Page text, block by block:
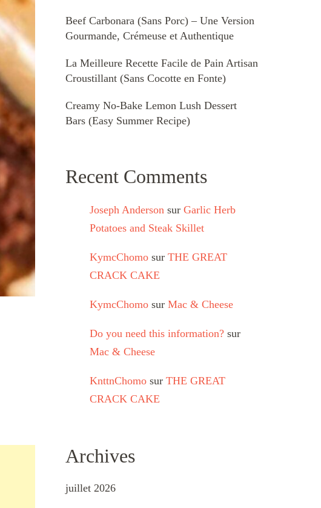
Beef Carbonara (Sans Porc) – Une Version
Gourmande, Crémeuse et Authentique
La Meilleure Recette Facile de Pain Artisan
Croustillant (Sans Cocotte en Fonte)
Creamy No-Bake Lemon Lush Dessert
Bars (Easy Summer Recipe)
Recent Comments
Joseph Anderson sur Garlic Herb
Potatoes and Steak Skillet
KymcChomo sur THE GREAT
CRACK CAKE
KymcChomo sur Mac & Cheese
Do you need this information? sur
Mac & Cheese
KnttnChomo sur THE GREAT
CRACK CAKE
Archives
juillet 2026